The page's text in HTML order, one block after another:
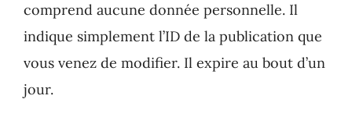
comprend aucune donnée personnelle. Il
indique simplement l’ID de la publication que
vous venez de modifier. Il expire au bout d’un
jour.